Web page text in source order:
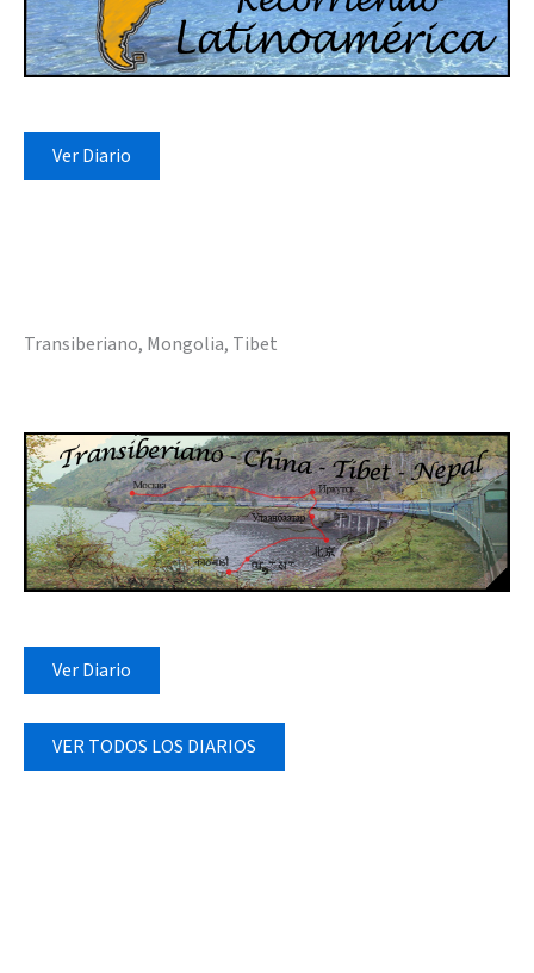
Ver Diario
Transiberiano, Mongolia, Tibet
Ver Diario
VER TODOS LOS DIARIOS